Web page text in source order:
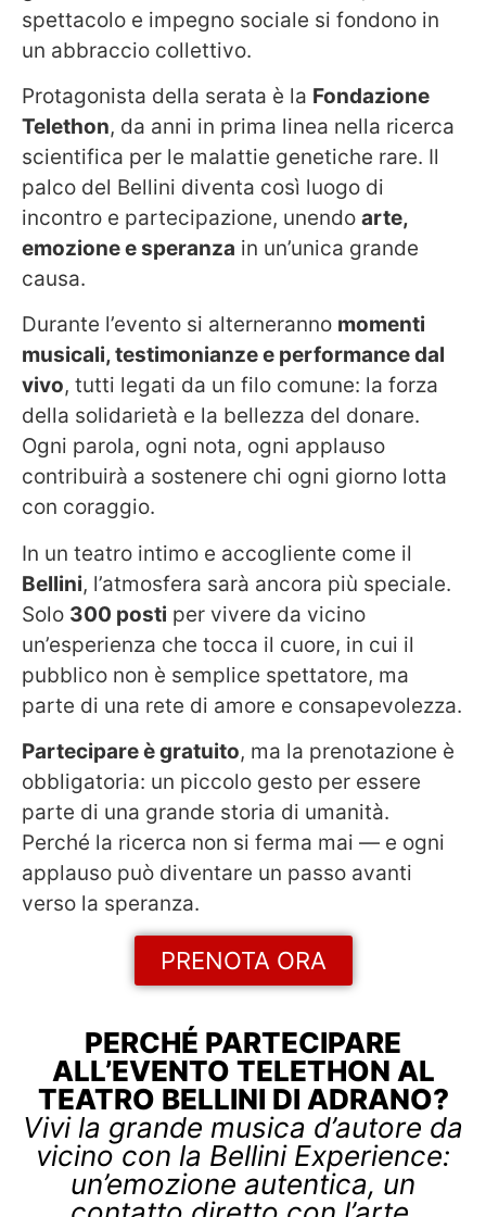
spettacolo e impegno sociale si fondono in
un abbraccio collettivo.
Protagonista della serata è la Fondazione
Telethon, da anni in prima linea nella ricerca
scientifica per le malattie genetiche rare. Il
palco del Bellini diventa così luogo di
incontro e partecipazione, unendo arte,
emozione e speranza in un’unica grande
causa.
Durante l’evento si alterneranno momenti
musicali, testimonianze e performance dal
vivo, tutti legati da un filo comune: la forza
della solidarietà e la bellezza del donare.
Ogni parola, ogni nota, ogni applauso
contribuirà a sostenere chi ogni giorno lotta
con coraggio.
In un teatro intimo e accogliente come il
Bellini, l’atmosfera sarà ancora più speciale.
Solo 300 posti per vivere da vicino
un’esperienza che tocca il cuore, in cui il
pubblico non è semplice spettatore, ma
parte di una rete di amore e consapevolezza.
Partecipare è gratuito, ma la prenotazione è
obbligatoria: un piccolo gesto per essere
parte di una grande storia di umanità.
Perché la ricerca non si ferma mai — e ogni
applauso può diventare un passo avanti
verso la speranza.
PRENOTA ORA
PERCHÉ PARTECIPARE
ALL’EVENTO TELETHON AL
TEATRO BELLINI DI ADRANO?
Vivi la grande musica d’autore da
vicino con la Bellini Experience:
un’emozione autentica, un